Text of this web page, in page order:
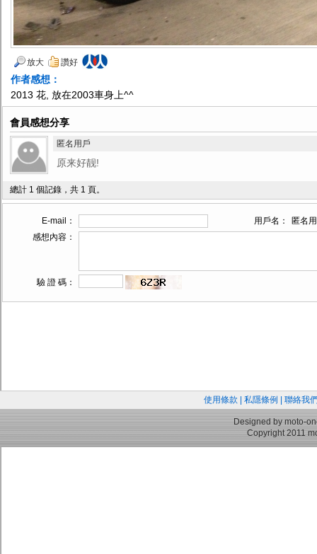
放大 讚好
作者感想：
2013 花, 放在2003車身上^^
會員感想分享
匿名用戶
原来好靓!
總計 1 個記錄，共 1 頁。
E-mail： 用戶名：
匿名
感想內容：
驗 證 碼：
使用條款 私隱條例 聯絡我
Designed by moto-
Copyright 2011